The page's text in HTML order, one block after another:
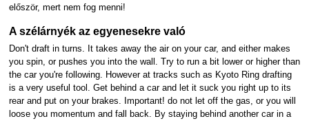
először, mert nem fog menni!
A szélárnyék az egyenesekre való
Don't draft in turns. It takes away the air on your car, and either makes
you spin, or pushes you into the wall. Try to run a bit lower or higher than
the car you're following. However at tracks such as Kyoto Ring drafting
is a very useful tool. Get behind a car and let it suck you right up to its
rear and put on your brakes. Important! do not let off the gas, or you will
loose you momentum and fall back. By staying behind another car in a